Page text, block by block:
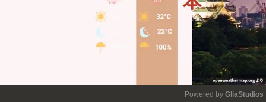
Powered by GliaStudios